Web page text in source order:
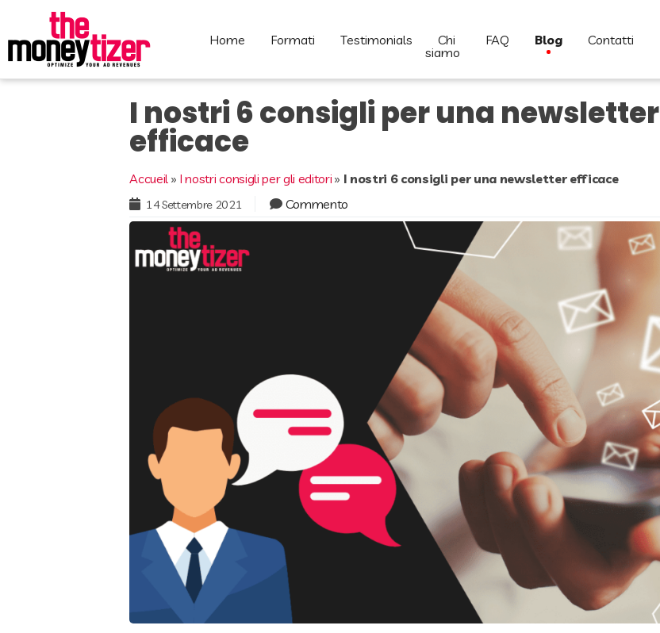
home formati testimonials
chi
siamo
FAQ blog contatti
I nostri 6 consigli per una newsletter
efficace
Accueil » I nostri consigli per gli editori » I nostri 6 consigli per una newsletter efficace
14 Settembre 2021 Commento